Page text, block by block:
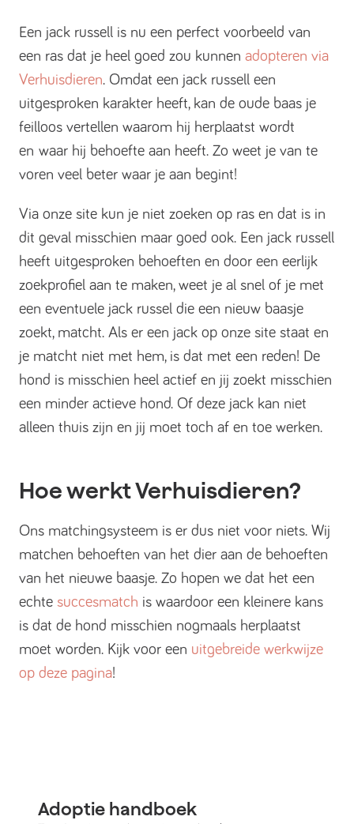
Een jack russell is nu een perfect voorbeeld van
een ras dat je heel goed zou kunnen adopteren via
Verhuisdieren. Omdat een jack russell een
uitgesproken karakter heeft, kan de oude baas je
feilloos vertellen waarom hij herplaatst wordt
en waar hij behoefte aan heeft. Zo weet je van te
voren veel beter waar je aan begint!
Via onze site kun je niet zoeken op ras en dat is in
dit geval misschien maar goed ook. Een jack russell
heeft uitgesproken behoeften en door een eerlijk
zoekprofiel aan te maken, weet je al snel of je met
een eventuele jack russel die een nieuw baasje
zoekt, matcht. Als er een jack op onze site staat en
je matcht niet met hem, is dat met een reden! De
hond is misschien heel actief en jij zoekt misschien
een minder actieve hond. Of deze jack kan niet
alleen thuis zijn en jij moet toch af en toe werken.
Hoe werkt Verhuisdieren?
Ons matchingsysteem is er dus niet voor niets. Wij
matchen behoeften van het dier aan de behoeften
van het nieuwe baasje. Zo hopen we dat het een
echte succesmatch is waardoor een kleinere kans
is dat de hond misschien nogmaals herplaatst
moet worden. Kijk voor een uitgebreide werkwijze
op deze pagina!
Adoptie handboek